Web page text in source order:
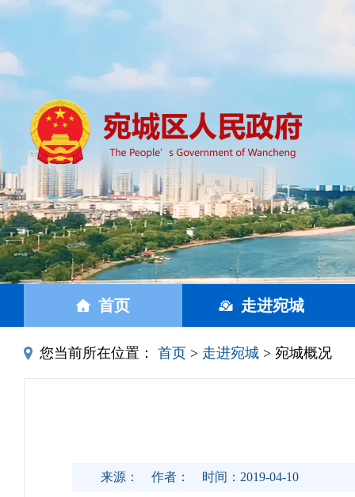
首页 走进宛城
您当前所在位置： 首页 > 走进宛城 > 宛城概况
来源： 作者： 时间：2019-04-10